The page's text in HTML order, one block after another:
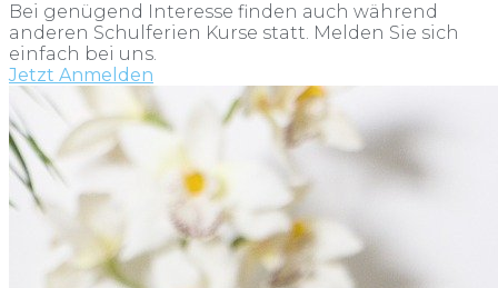
Bei genügend Interesse finden auch während
anderen Schulferien Kurse statt. Melden Sie sich
einfach bei uns.
Jetzt Anmelden